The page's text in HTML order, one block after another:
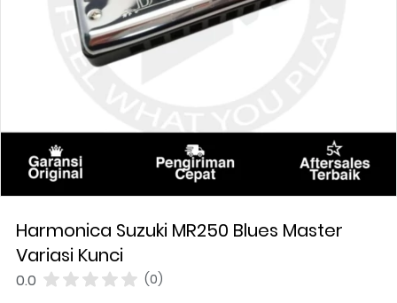
Harmonica Suzuki MR250 Blues Master
Variasi Kunci
0.0 (0)